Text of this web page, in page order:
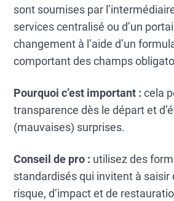
sont soumises par
services centralisé ou d’un
changement à l’aide d’un
comportant des champs
Pourquoi c’est important : cela
transparence dès le départ et
(mauvaises) surprises.
Conseil de pro : utilisez des
standardisés qui invitent à saisir
risque, d’impact et de